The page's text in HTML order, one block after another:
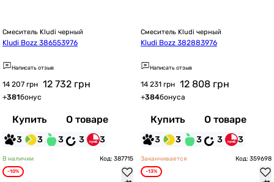
Смеситель Kludi черный
Kludi Bozz 386553976
Написать отзыв
14 207 грн 12 732 грн
+381бонус
Купить О товаре
3 3 3 3 3
Смеситель Kludi черный
Kludi Bozz 382883976
Написать отзыв
14 231 грн 12 808 грн
+384бонуса
Купить О товаре
3 3 3 3 3
В наличии Код: 387715
-10%
Заканчивается Код: 359698
-13%